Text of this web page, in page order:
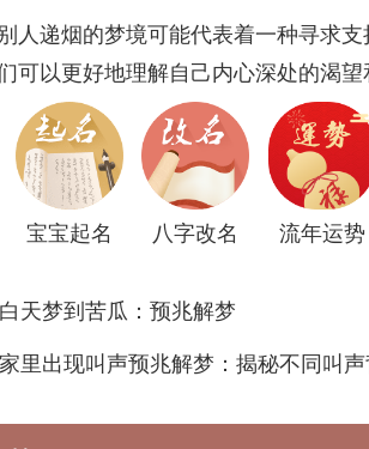
人递烟的梦境可能代表着一种寻求
可以更好地理解自己内心深处的渴
宝宝起名 八字改名 流年运势
白天梦到苦瓜：预兆解梦
家里出现叫声预兆解梦：揭秘不同叫